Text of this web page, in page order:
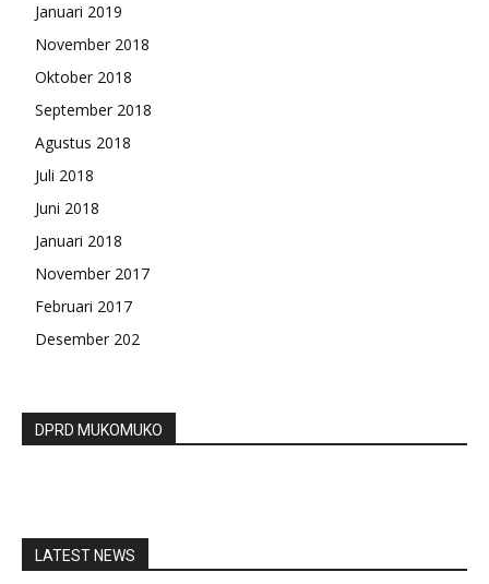
Januari 2019
November 2018
Oktober 2018
September 2018
Agustus 2018
Juli 2018
Juni 2018
Januari 2018
November 2017
Februari 2017
Desember 202
DPRD MUKOMUKO
LATEST NEWS